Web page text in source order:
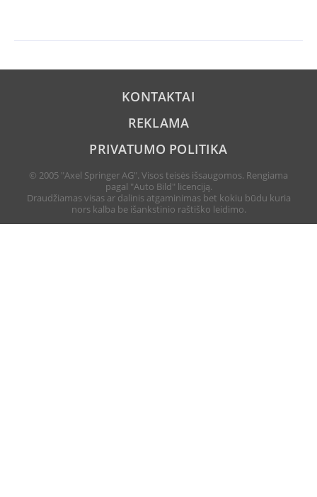
KONTAKTAI
REKLAMA
PRIVATUMO POLITIKA
© 2005 "Axel Springer AG". Visos teisės išsaugomos. Rengiama
pagal "Auto Bild" licenciją.
Draudžiamas visas ar dalinis atgaminimas bet kokiu būdu kuria
nors kalba be išankstinio raštiško leidimo.